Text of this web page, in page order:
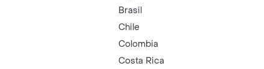
Brasil
Chile
Colombia
Costa Rica